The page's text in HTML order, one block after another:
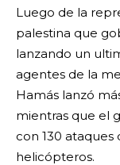
Luego de la
palestina que
lanzando un
agentes de la
Hamás lanzó
mientras que el
con 130
helicópteros.